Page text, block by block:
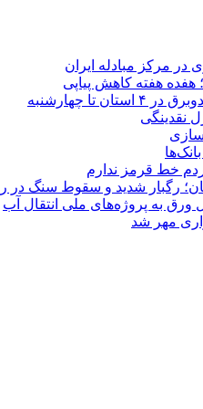
در مرکز مبادله ایران
هفده هفته کاهش پیاپی
چهارشنبه
نقدینگی
خط قرمز ندارم
ورق به پروژه‌های ملی انتقال آب
مهر شد